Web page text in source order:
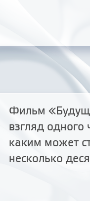
Фильм
взгляд одного
каким может
несколько